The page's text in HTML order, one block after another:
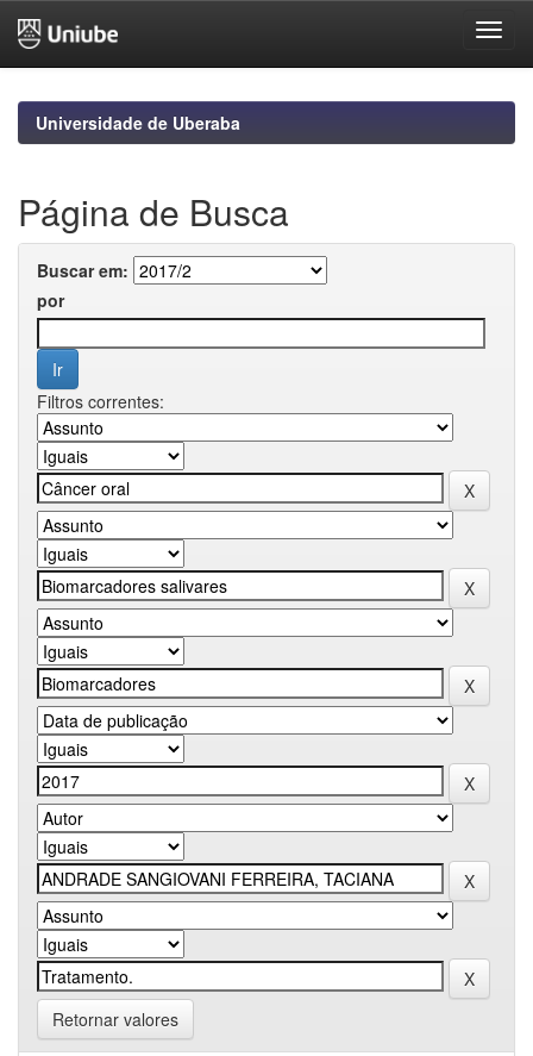
navigationUniversidade de Uberaba
Página de Busca
Buscar em:
por
Filtros correntes:
Retornar valores